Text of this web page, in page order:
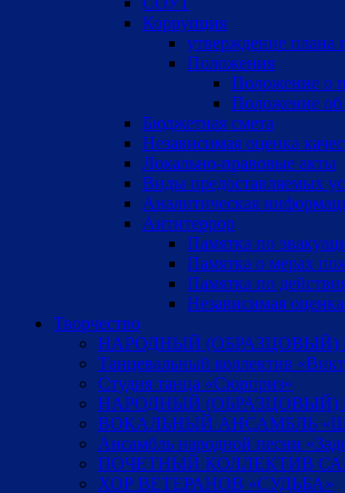
Коррупция
утверждение плана
Положения
Положение о
Положение об
Бюджетная смета
Независимая оценка
Локально-правовые акты
Виды предоставляемых
Аналитическая
Антитеррор
Памятка по
Памятка о мерах
Памятка по
Независимая оценка
Творчество
НАРОДНЫЙ (ОБРАЗЦОВЫЙ)
Танцевальный коллектив
Студия танца «Сюрприз»
НАРОДНЫЙ
ВОКАЛЬНЫЙ АНСАМБЛЬ
Ансамбль народной песни
ПОЧЕТНЫЙ КОЛЛЕКТИВ
ХОР ВЕТЕРАНОВ «СУДЬБА»